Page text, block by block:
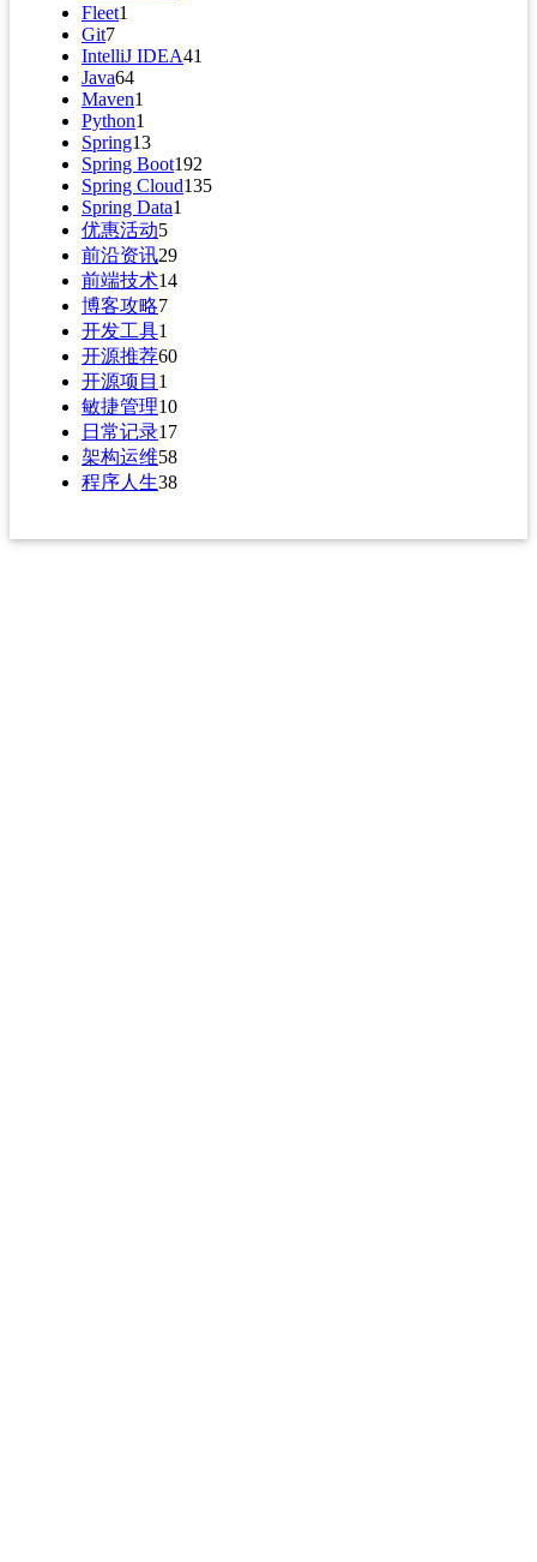
Fleet1
Git7
IntelliJ IDEA41
Java64
Maven1
Python1
Spring13
Spring Boot192
Spring Cloud135
Spring Data1
优惠活动5
前沿资讯29
前端技术14
博客攻略7
开发工具1
开源推荐60
开源项目 1
敏捷管理10
日常记录17
架构运维58
程序人生38